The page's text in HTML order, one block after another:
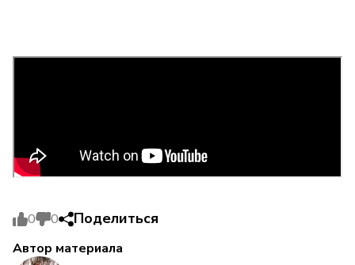
0 0 Поделиться
Автор материала